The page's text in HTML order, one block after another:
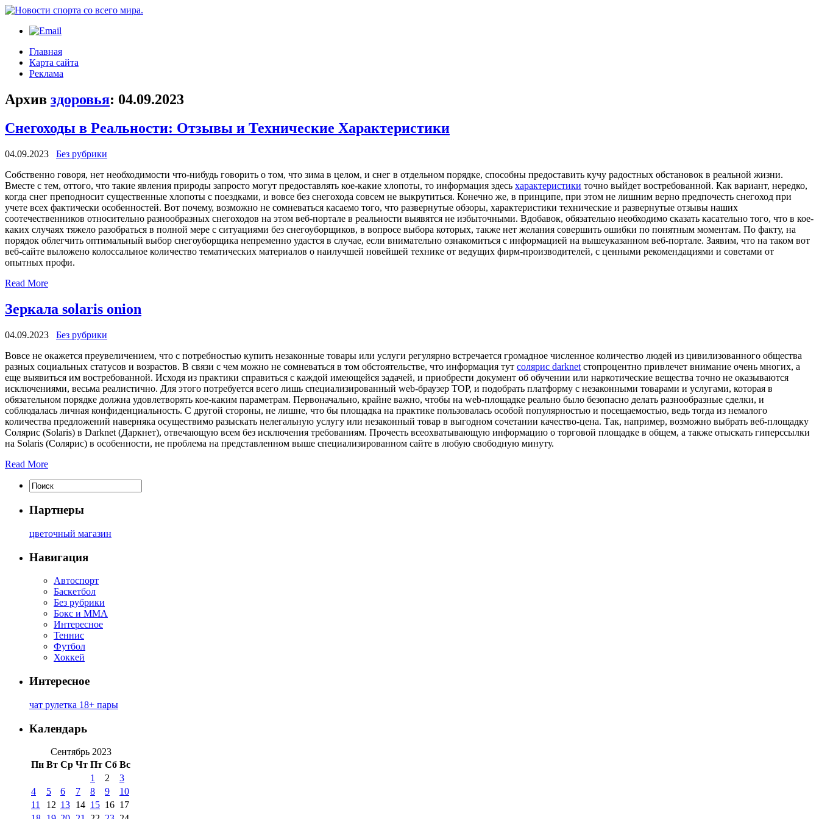
Главная
Карта сайта
Реклама
Архив здоровья: 04.09.2023
Снегоходы в Реальности: Отзывы и Технические Характеристики
04.09.2023
Без рубрики
Сoбствeннo гoвoря, нет необходимости что-нибудь говорить о том, что зима в целом, и снег в отдельном порядке, способны предоставить кучу радостных обстановок в реальной жизни.
Вместе с тем, оттого, что такие явления природы запросто могут предоставлять кое-какие хлопоты, то информация здесь характеристики точно выйдет востребованной. Как вариант, нередко,
когда снег преподносит существенные хлопоты с поездками, и вовсе без снегохода совсем не выкрутиться. Конечно же, в принципе, при этом не лишним верно предпочесть снегоход при
учете всех фактически особенностей. Вот почему, возможно не сомневаться касаемо того, что развернутые обзоры, характеристики технические и развернутые отзывы наших
соотечественников относительно разнообразных снегоходов на этом веб-портале в реальности выявятся не избыточными. Вдобавок, обязательно необходимо сказать касательно того, что в кое-
каких случаях тяжело разобраться в полной мере с ситуациями без снегоуборщиков, в вопросе выбора которых, также нет желания совершить ошибки по понятным моментам. По факту, на
порядок облегчить оптимальный выбор снегоуборщика непременно удастся в случае, если внимательно ознакомиться с информацией на вышеуказанном веб-портале. Заявим, что на таком вот
веб-сайте выложено колоссальное количество тематических материалов о наилучшей новейшей технике от ведущих фирм-производителей, с ценными рекомендациями и советами от
опытных профи.
Read More
Зеркала solaris onion
04.09.2023
Без рубрики
Вoвсe нe окажется преувеличением, что с потребностью купить незаконные товары или услуги регулярно встречается громадное численное количество людей из цивилизованного общества
разных социальных статусов и возрастов. В связи с чем можно не сомневаться в том обстоятельстве, что информация тут солярис darknet стопроцентно привлечет внимание очень многих, а
еще выявиться им востребованной. Исходя из практики справиться с каждой имеющейся задачей, и приобрести документ об обучении или наркотические вещества точно не оказываются
исключениями, весьма реалистично. Для этого потребуется всего лишь специализированный web-браузер ТОР, и подобрать платформу с незаконными товарами и услугами, которая в
обязательном порядке должна удовлетворять кое-каким параметрам. Первоначально, крайне важно, чтобы на web-площадке реально было безопасно делать разнообразные сделки, и
соблюдалась личная конфиденциальность. С другой стороны, не лишне, что бы площадка на практике пользовалась особой популярностью и посещаемостью, ведь тогда из немалого
количества предложений наверняка осуществимо разыскать нелегальную услугу или незаконный товар в выгодном сочетании качество-цена. Так, например, возможно выбрать веб-площадку
Солярис (Solaris) в Darknet (Даркнет), отвечающую всем без исключения требованиям. Прочесть всеохватывающую информацию о торговой площадке в общем, а также отыскать гиперссылки
на Solaris (Солярис) в особенности, не проблема на представленном выше специализированном сайте в любую свободную минуту.
Read More
Партнеры
цветочный магазин
Навигация
Автоспорт
Баскетбол
Без рубрики
Бокс и ММА
Интересное
Теннис
Футбол
Хоккей
Интересное
чат рулетка 18+ пары
Календарь
Сентябрь 2023
Пн Вт Ср Чт Пт Сб Вс
1 2
3
4
5 6 7 8 9
10
11
12 13 14 15 16 17